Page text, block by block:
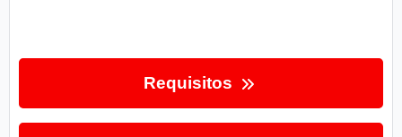
Requisitos